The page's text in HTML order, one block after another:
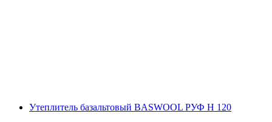
Утеплитель базальтовый BASWOOL РУФ Н 120